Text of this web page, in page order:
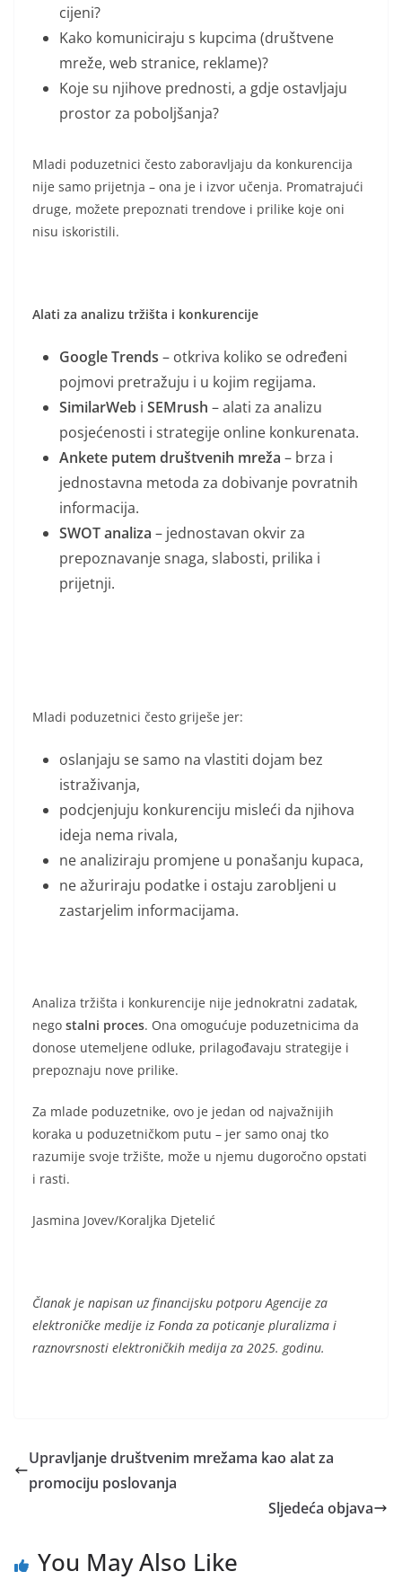
cijeni?
Kako komuniciraju s kupcima (društvene
mreže, web stranice, reklame)?
Koje su njihove prednosti, a gdje ostavljaju
prostor za poboljšanja?
Mladi poduzetnici često zaboravljaju da konkurencija
nije samo prijetnja – ona je i izvor učenja. Promatrajući
druge, možete prepoznati trendove i prilike koje oni
nisu iskoristili.
Alati za analizu tržišta i konkurencije
Google Trends – otkriva koliko se određeni
pojmovi pretražuju i u kojim regijama.
SimilarWeb i SEMrush – alati za analizu
posjećenosti i strategije online konkurenata.
Ankete putem društvenih mreža – brza i
jednostavna metoda za dobivanje povratnih
informacija.
SWOT analiza – jednostavan okvir za
prepoznavanje snaga, slabosti, prilika i
prijetnji.
Mladi poduzetnici često griješe jer:
oslanjaju se samo na vlastiti dojam bez
istraživanja,
podcjenjuju konkurenciju misleći da njihova
ideja nema rivala,
ne analiziraju promjene u ponašanju kupaca,
ne ažuriraju podatke i ostaju zarobljeni u
zastarjelim informacijama.
Analiza tržišta i konkurencije nije jednokratni zadatak,
nego stalni proces. Ona omogućuje poduzetnicima da
donose utemeljene odluke, prilagođavaju strategije i
prepoznaju nove prilike.
Za mlade poduzetnike, ovo je jedan od najvažnijih
koraka u poduzetničkom putu – jer samo onaj tko
razumije svoje tržište, može u njemu dugoročno opstati
i rasti.
Jasmina Jovev/Koraljka Djetelić
Članak je napisan uz financijsku potporu Agencije za
elektroničke medije iz Fonda za poticanje pluralizma i
raznovrsnosti elektroničkih medija za 2025. godinu.
Upravljanje društvenim mrežama kao alat za
promociju poslovanja
Sljedeća objava
You May Also Like